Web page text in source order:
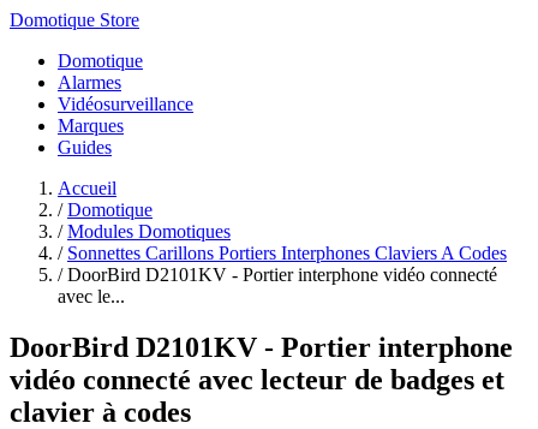
Domotique Store
Domotique
Alarmes
Vidéosurveillance
Marques
Guides
Accueil
/ Domotique
/ Modules Domotiques
/ Sonnettes Carillons Portiers Interphones Claviers A Codes
/ DoorBird D2101KV - Portier interphone vidéo connecté
avec le...
DoorBird D2101KV - Portier interphone
vidéo connecté avec lecteur de badges et
clavier à codes